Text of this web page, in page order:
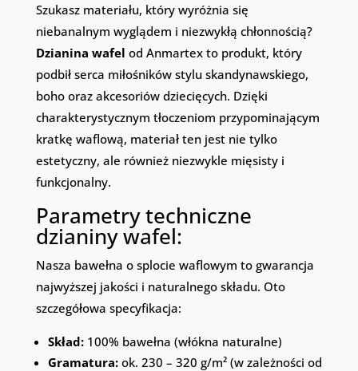
Szukasz materiału, który wyróżnia się
niebanalnym wyglądem i niezwykłą chłonnością?
Dzianina wafel od Anmartex to produkt, który
podbił serca miłośników stylu skandynawskiego,
boho oraz akcesoriów dziecięcych. Dzięki
charakterystycznym tłoczeniom przypominającym
kratkę waflową, materiał ten jest nie tylko
estetyczny, ale również niezwykle mięsisty i
funkcjonalny.
Parametry techniczne
dzianiny wafel:
Nasza bawełna o splocie waflowym to gwarancja
najwyższej jakości i naturalnego składu. Oto
szczegółowa specyfikacja:
Skład:100% bawełna (włókna naturalne)
Gramatura:ok. 230 – 320 g/m² (w zależności od